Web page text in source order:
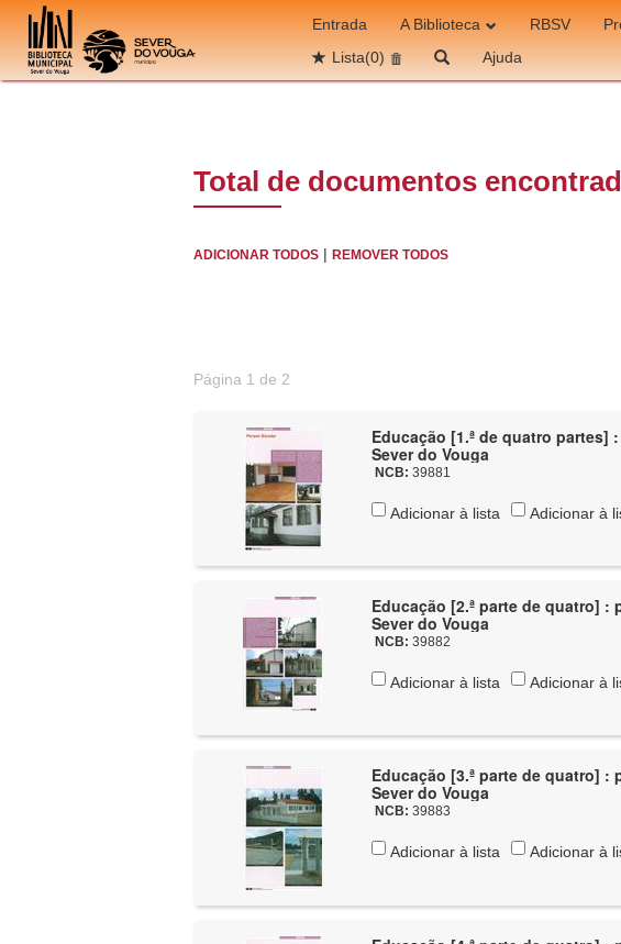
Ir para o conteúdo
Entrada A Biblioteca RBSV
Lista(0) Ajuda
Total de documentos
ADICIONAR TODOS |REMOVER TODOS
Página 1 de 2
Educação [1.ª de quatro
Sever do Vouga
NCB:39881
Adicionar à lista Adicionar à
Educação [2.ª parte de quatro]
Sever do Vouga
NCB:39882
Adicionar à lista Adicionar à
Educação [3.ª parte de quatro]
Sever do Vouga
NCB:39883
Adicionar à lista Adicionar à